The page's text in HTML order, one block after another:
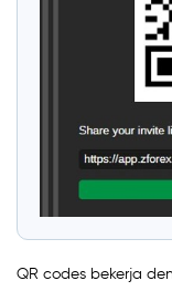
QR codes bekerja